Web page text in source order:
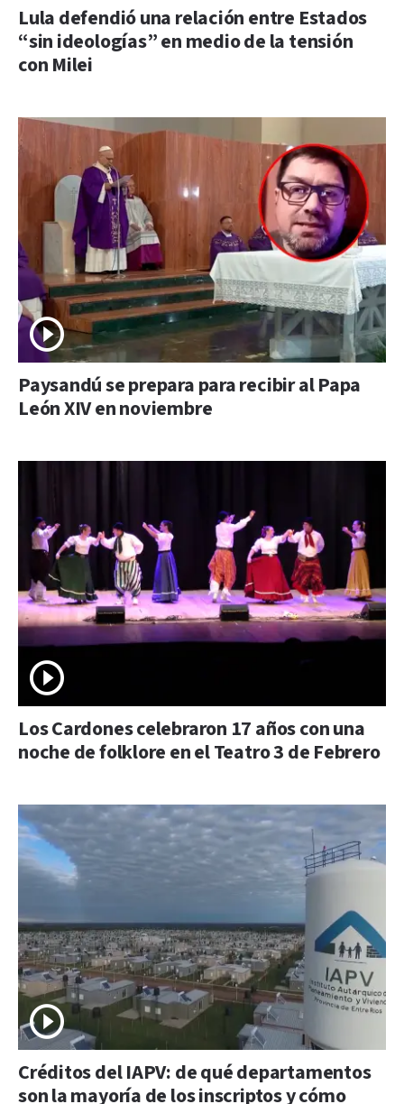
Lula defendió una relación entre Estados
“sin ideologías” en medio de la tensión
con Milei
Paysandú se prepara para recibir al Papa
León XIV en noviembre
Los Cardones celebraron 17 años con una
noche de folklore en el Teatro 3 de Febrero
Créditos del IAPV: de qué departamentos
son la mayoría de los inscriptos y cómo